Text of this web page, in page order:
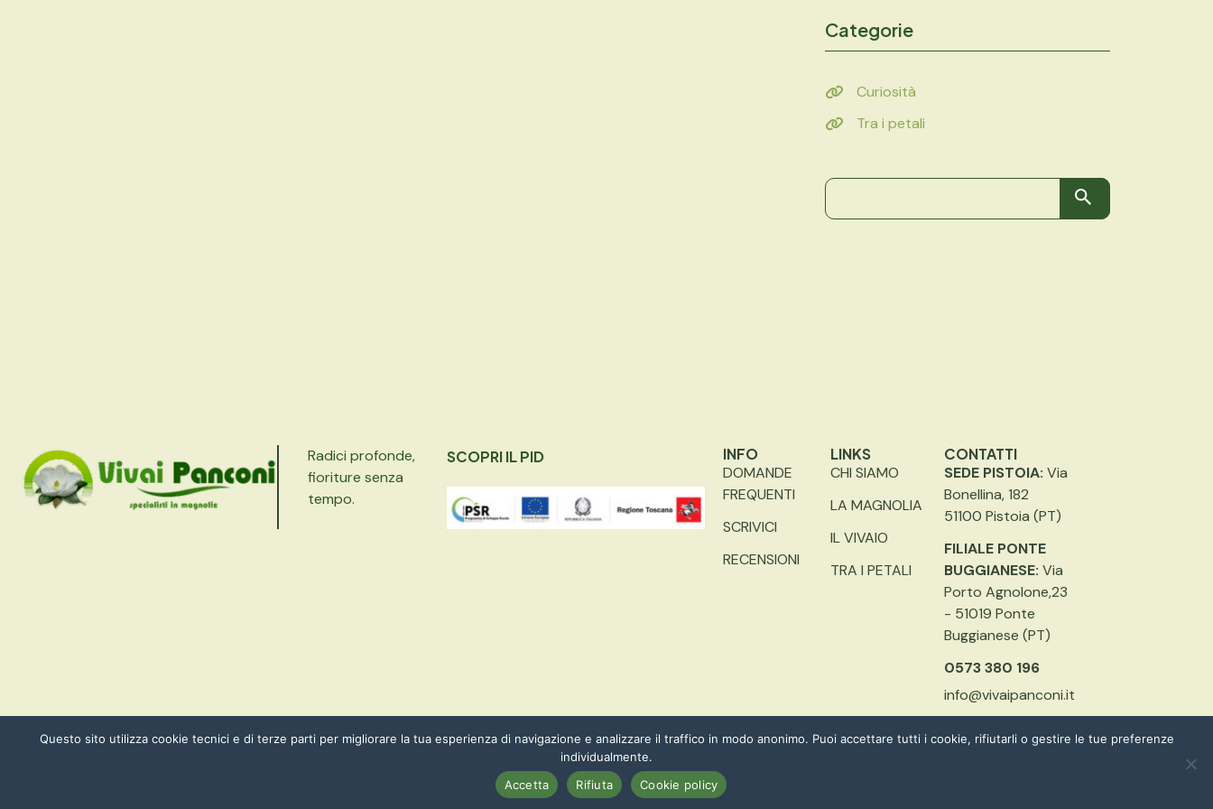
Categorie
Curiosità
Tra i petali
Radici profonde,
fioriture senza
tempo.
SCOPRI IL PID
INFO
DOMANDE
FREQUENTI
SCRIVICI
RECENSIONI
LINKS
CHI SIAMO
LA MAGNOLIA
IL VIVAIO
TRA I PETALI
CONTATTI
SEDE PISTOIA:Via
Bonellina, 182
51100 Pistoia (PT)
FILIALE PONTE
BUGGIANESE: Via
Porto Agnolone,23
- 51019 Ponte
Buggianese (PT)
0573 380 196
info@vivaipanconi.it
ALL RIGHT RESERVED COPYRIGHT © VIVAI PANCONI 2025 – PARTITA IVA: 01606030474 | MADE WITH COOKIE POLICY
Questo sito utilizza cookie tecnici e di terze parti per migliorare la tua esperienza di navigazione e analizzare il traffico in modo anonimo. Puoi accettare tutti i cookie, rifiutarli o gestire le tue preferenze
individualmente.
Accetta
Rifiuta Cookie policy